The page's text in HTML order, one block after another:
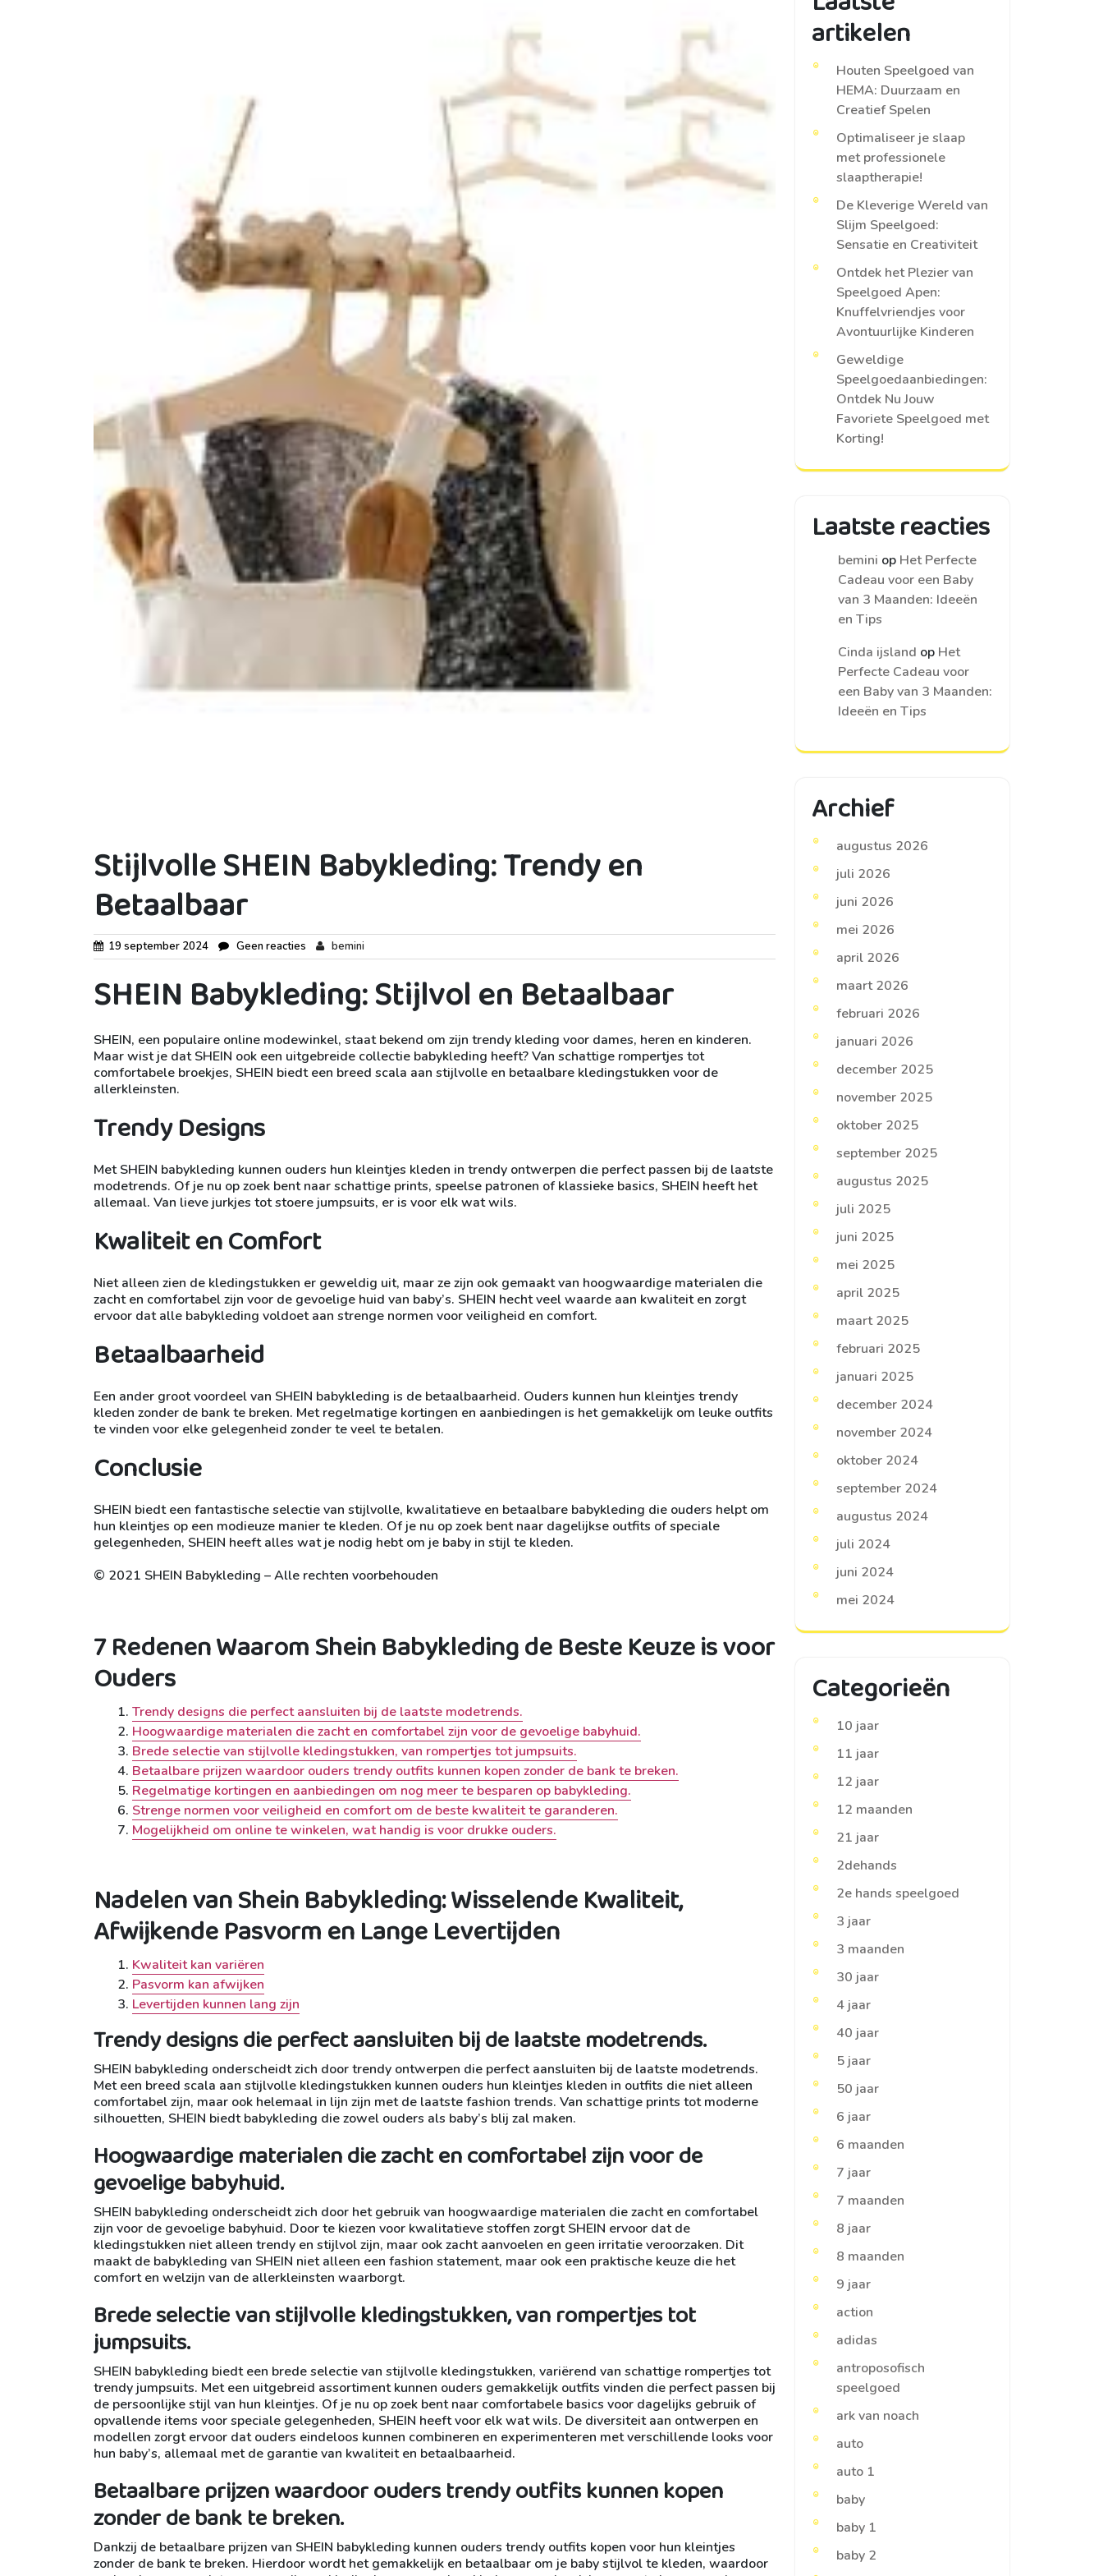
Stijlvolle SHEIN Babykleding: Trendy en
Betaalbaar
19 september 2024 Geen reacties bemini
SHEIN Babykleding: Stijlvol en Betaalbaar
SHEIN, een populaire online modewinkel, staat bekend om zijn trendy kleding voor dames, heren en kinderen.
Maar wist je dat SHEIN ook een uitgebreide collectie babykleding heeft? Van schattige rompertjes tot
comfortabele broekjes, SHEIN biedt een breed scala aan stijlvolle en betaalbare kledingstukken voor de
allerkleinsten.
Trendy Designs
Met SHEIN babykleding kunnen ouders hun kleintjes kleden in trendy ontwerpen die perfect passen bij de laatste
modetrends. Of je nu op zoek bent naar schattige prints, speelse patronen of klassieke basics, SHEIN heeft het
allemaal. Van lieve jurkjes tot stoere jumpsuits, er is voor elk wat wils.
Kwaliteit en Comfort
Niet alleen zien de kledingstukken er geweldig uit, maar ze zijn ook gemaakt van hoogwaardige materialen die
zacht en comfortabel zijn voor de gevoelige huid van baby’s. SHEIN hecht veel waarde aan kwaliteit en zorgt
ervoor dat alle babykleding voldoet aan strenge normen voor veiligheid en comfort.
Betaalbaarheid
Een ander groot voordeel van SHEIN babykleding is de betaalbaarheid. Ouders kunnen hun kleintjes trendy
kleden zonder de bank te breken. Met regelmatige kortingen en aanbiedingen is het gemakkelijk om leuke outfits
te vinden voor elke gelegenheid zonder te veel te betalen.
Conclusie
SHEIN biedt een fantastische selectie van stijlvolle, kwalitatieve en betaalbare babykleding die ouders helpt om
hun kleintjes op een modieuze manier te kleden. Of je nu op zoek bent naar dagelijkse outfits of speciale
gelegenheden, SHEIN heeft alles wat je nodig hebt om je baby in stijl te kleden.
© 2021 SHEIN Babykleding – Alle rechten voorbehouden
7 Redenen Waarom Shein Babykleding de Beste Keuze is voor
Ouders
Trendy designs die perfect aansluiten bij de laatste modetrends.
Hoogwaardige materialen die zacht en comfortabel zijn voor de gevoelige babyhuid.
Brede selectie van stijlvolle kledingstukken, van rompertjes tot jumpsuits.
Betaalbare prijzen waardoor ouders trendy outfits kunnen kopen zonder de bank te breken.
Regelmatige kortingen en aanbiedingen om nog meer te besparen op babykleding.
Strenge normen voor veiligheid en comfort om de beste kwaliteit te garanderen.
Mogelijkheid om online te winkelen, wat handig is voor drukke ouders.
Nadelen van Shein Babykleding: Wisselende Kwaliteit,
Afwijkende Pasvorm en Lange Levertijden
Kwaliteit kan variëren
Pasvorm kan afwijken
Levertijden kunnen lang zijn
Trendy designs die perfect aansluiten bij de laatste modetrends.
SHEIN babykleding onderscheidt zich door trendy ontwerpen die perfect aansluiten bij de laatste modetrends.
Met een breed scala aan stijlvolle kledingstukken kunnen ouders hun kleintjes kleden in outfits die niet alleen
comfortabel zijn, maar ook helemaal in lijn zijn met de laatste fashion trends. Van schattige prints tot moderne
silhouetten, SHEIN biedt babykleding die zowel ouders als baby’s blij zal maken.
Hoogwaardige materialen die zacht en comfortabel zijn voor de
gevoelige babyhuid.
SHEIN babykleding onderscheidt zich door het gebruik van hoogwaardige materialen die zacht en comfortabel
zijn voor de gevoelige babyhuid. Door te kiezen voor kwalitatieve stoffen zorgt SHEIN ervoor dat de
kledingstukken niet alleen trendy en stijlvol zijn, maar ook zacht aanvoelen en geen irritatie veroorzaken. Dit
maakt de babykleding van SHEIN niet alleen een fashion statement, maar ook een praktische keuze die het
comfort en welzijn van de allerkleinsten waarborgt.
Brede selectie van stijlvolle kledingstukken, van rompertjes tot
jumpsuits.
SHEIN babykleding biedt een brede selectie van stijlvolle kledingstukken, variërend van schattige rompertjes tot
trendy jumpsuits. Met een uitgebreid assortiment kunnen ouders gemakkelijk outfits vinden die perfect passen bij
de persoonlijke stijl van hun kleintjes. Of je nu op zoek bent naar comfortabele basics voor dagelijks gebruik of
opvallende items voor speciale gelegenheden, SHEIN heeft voor elk wat wils. De diversiteit aan ontwerpen en
modellen zorgt ervoor dat ouders eindeloos kunnen combineren en experimenteren met verschillende looks voor
hun baby’s, allemaal met de garantie van kwaliteit en betaalbaarheid.
Betaalbare prijzen waardoor ouders trendy outfits kunnen kopen
zonder de bank te breken.
Dankzij de betaalbare prijzen van SHEIN babykleding kunnen ouders trendy outfits kopen voor hun kleintjes
zonder de bank te breken. Hierdoor wordt het gemakkelijk en betaalbaar om je baby stijlvol te kleden, waardoor
artikelen
Houten Speelgoed van
HEMA: Duurzaam en
Creatief Spelen
Optimaliseer je slaap
met professionele
slaaptherapie!
De Kleverige Wereld van
Slijm Speelgoed:
Sensatie en Creativiteit
Ontdek het Plezier van
Speelgoed Apen:
Knuffelvriendjes voor
Avontuurlijke Kinderen
Geweldige
Speelgoedaanbiedingen:
Ontdek Nu Jouw
Favoriete Speelgoed met
Korting!
Laatste reacties
bemini op Het Perfecte
Cadeau voor een Baby
van 3 Maanden: Ideeën
en Tips
Cinda ijsland op Het
Perfecte Cadeau voor
een Baby van 3 Maanden:
Ideeën en Tips
Archief
augustus 2026
juli 2026
juni 2026
mei 2026
april 2026
maart 2026
februari 2026
januari 2026
december 2025
november 2025
oktober 2025
september 2025
augustus 2025
juli 2025
juni 2025
mei 2025
april 2025
maart 2025
februari 2025
januari 2025
december 2024
november 2024
oktober 2024
september 2024
augustus 2024
juli 2024
juni 2024
mei 2024
Categorieën
10 jaar
11 jaar
12 jaar
12 maanden
21 jaar
2dehands
2e hands speelgoed
3 jaar
3 maanden
30 jaar
4 jaar
40 jaar
5 jaar
50 jaar
6 jaar
6 maanden
7 jaar
7 maanden
8 jaar
8 maanden
9 jaar
action
adidas
antroposofisch
speelgoed
ark van noach
auto
auto 1
baby
baby 1
baby 2